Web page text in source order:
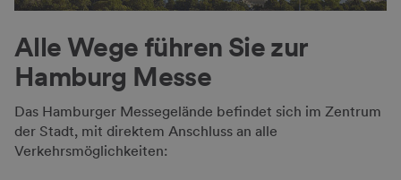
Alle Wege führen Sie zur
Hamburg Messe
Das Hamburger Messegelände befindet sich im Zentrum
der Stadt, mit direktem Anschluss an alle
Verkehrsmöglichkeiten: